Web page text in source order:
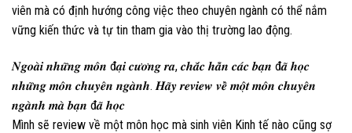
viên mà có định hướng công việc theo chuyên ngành có thể nắm
vững kiến thức và tự tin tham gia vào thị trường lao động.
𝑵𝒈𝒐𝒂̀𝒊 𝒏𝒉𝒖̛̃𝒏𝒈 𝒎𝒐̂𝒏 đ𝒂̣𝒊 𝒄𝒖̛𝒐̛𝒏𝒈 𝒓𝒂, 𝒄𝒉𝒂̆́𝒄 𝒉𝒂̆̉𝒏 𝒄𝒂́𝒄 𝒃𝒂̣𝒏 đ𝒂̃ 𝒉𝒐̣𝒄
𝒏𝒉𝒖̛̃𝒏𝒈 𝒎𝒐̂𝒏 𝒄𝒉𝒖𝒚𝒆̂𝒏 𝒏𝒈𝒂̀𝒏𝒉. 𝑯𝒂̃𝒚 𝒓𝒆𝒗𝒊𝒆𝒘 𝒗𝒆̂̀ 𝒎𝒐̣̂𝒕 𝒎𝒐̂𝒏 𝒄𝒉𝒖𝒚𝒆̂𝒏
𝒏𝒈𝒂̀𝒏𝒉 𝒎𝒂̀ 𝒃𝒂̣𝒏 đ𝒂̃ 𝒉𝒐̣𝒄
Mình sẽ review về một môn học mà sinh viên Kinh tế nào cũng sợ